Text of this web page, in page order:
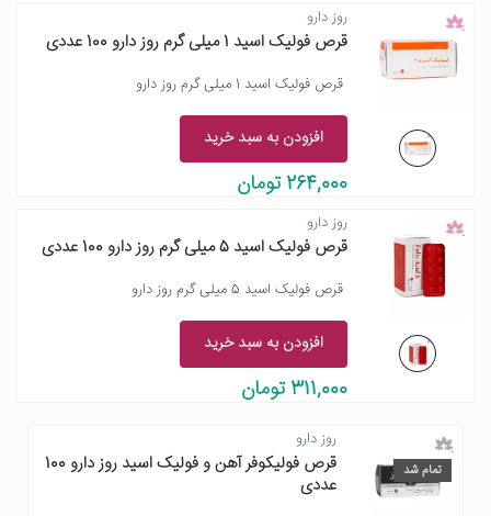
روز دارو
قرص فولیک اسید 1 میلی گرم روز دارو 100 عددی
قرص فولیک اسید 1 میلی گرم روز دارو
افزودن به سبد خرید
264,000 تومان
روز دارو
قرص فولیک اسید 5 میلی گرم روز دارو 100 عددی
قرص فولیک اسید 5 میلی گرم روز دارو
افزودن به سبد خرید
311,000 تومان
تمام شد
روز دارو
قرص فولیکوفر آهن و فولیک اسید روز دارو 100
عددی